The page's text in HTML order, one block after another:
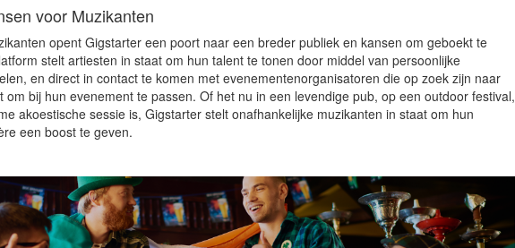
voor Muzikanten
opent Gigstarter een poort naar een breder publiek en kansen om geboekt te
stelt artiesten in staat om hun talent te tonen door middel van persoonlijke
en direct in contact te komen met evenementenorganisatoren die op zoek zijn naar
om bij hun evenement te passen. Of het nu in een levendige pub, op een outdoor festival,
akoestische sessie is, Gigstarter stelt onafhankelijke muzikanten in staat om hun
een boost te geven.